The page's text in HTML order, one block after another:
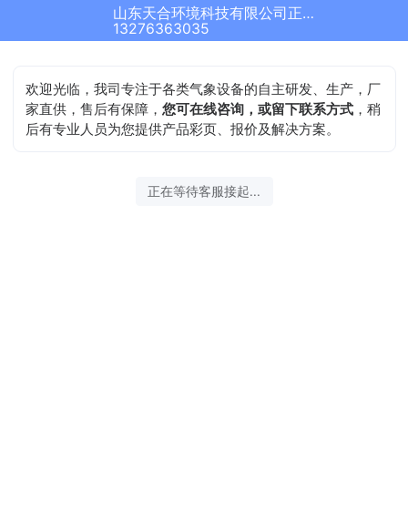
山东天合环境科技有限公司正在为您服务
13276363035
欢迎光临，我司专注于各类气象设备的自主研发、生产，厂
家直供，售后有保障，您可在线咨询，或留下联系方式 ，稍
后有专业人员为您提供产品彩页、报价及解决方案。
正在等待客服接起...